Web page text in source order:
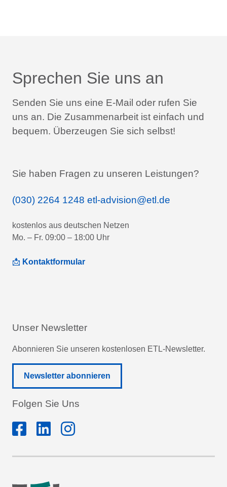
Sprechen Sie uns an
Senden Sie uns eine E-Mail oder rufen Sie
uns an. Die Zusammenarbeit ist einfach und
bequem. Überzeugen Sie sich selbst!
Sie haben Fragen zu unseren Leistungen?
(030) 2264 1248 etl-advision@etl.de
kostenlos aus deutschen Netzen
Mo. – Fr. 09:00 – 18:00 Uhr
📩 Kontaktformular
Unser Newsletter
Abonnieren Sie unseren kostenlosen ETL-Newsletter.
Newsletter abonnieren
Folgen Sie Uns